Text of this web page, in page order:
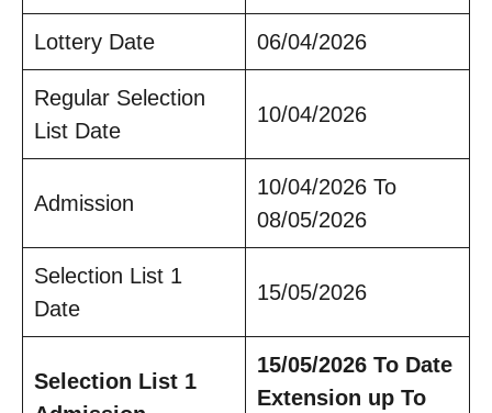
Lottery Date 06/04/2026
Regular Selection
List Date
10/04/2026
Admission
10/04/2026 To
08/05/2026
Selection List 1
Date
15/05/2026
Selection List 1
15/05/2026 To Date
Extension up To